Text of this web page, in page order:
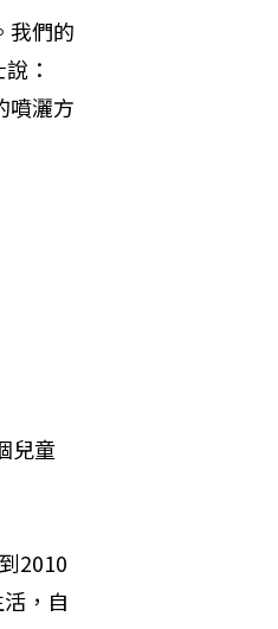
我們的
：
噴灑方
兒童
2010
，自